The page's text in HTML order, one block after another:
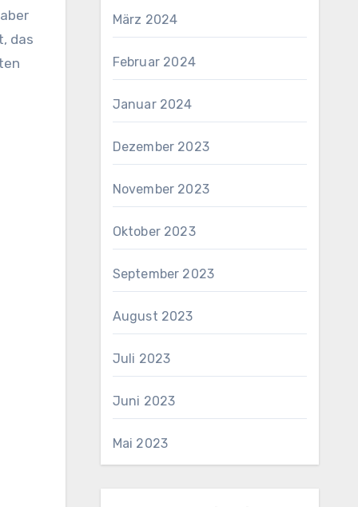
das
März 2024
Februar 2024
Januar 2024
Dezember 2023
November 2023
Oktober 2023
September 2023
August 2023
Juli 2023
Juni 2023
Mai 2023